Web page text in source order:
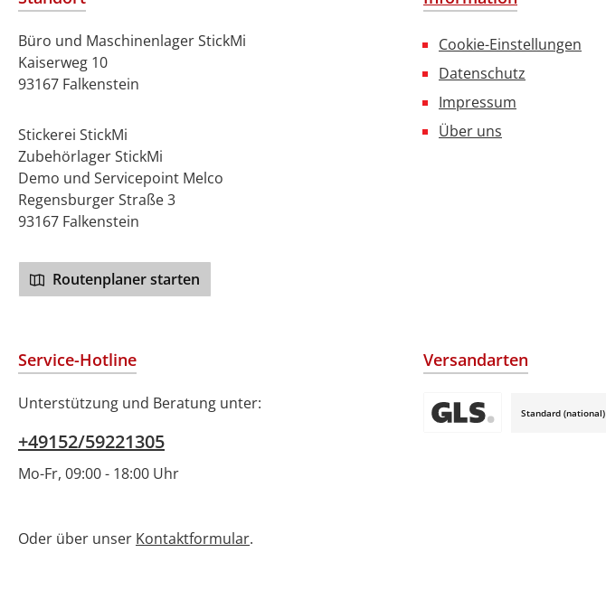
Büro und Maschinenlager StickMi
Kaiserweg 10
93167 Falkenstein
Stickerei StickMi
Zubehörlager StickMi
Demo und Servicepoint Melco
Regensburger Straße 3
93167 Falkenstein
Routenplaner starten
Cookie-Einstellungen
Datenschutz
Impressum
Über uns
Service-Hotline
Unterstützung und Beratung unter:
+49152/59221305
Mo-Fr, 09:00 - 18:00 Uhr
Oder über unser Kontaktformular.
Versandarten
Standard (national)